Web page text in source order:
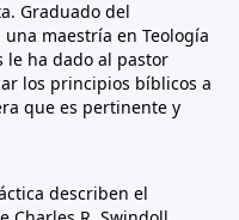
Graduado del
maestría en Teología
le ha dado al pastor
los principios bíblicos a
que es pertinente y
describen el